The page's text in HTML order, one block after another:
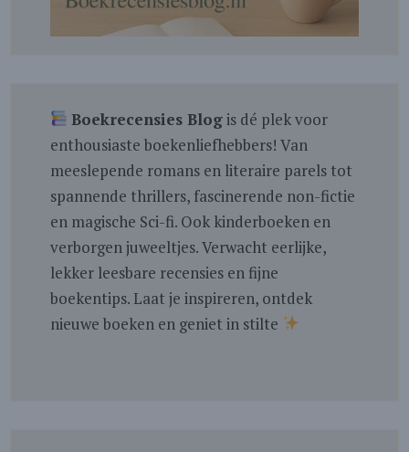
Boekrecensies Blogis dé plek voor
enthousiaste boekenliefhebbers! Van
meeslepende romans en literaire parels tot
spannende thrillers, fascinerende non-fictie
en magische Sci-fi. Ook kinderboeken en
verborgen juweeltjes. Verwacht eerlijke,
lekker leesbare recensies en fijne
boekentips. Laat je inspireren, ontdek
nieuwe boeken en geniet in stilte